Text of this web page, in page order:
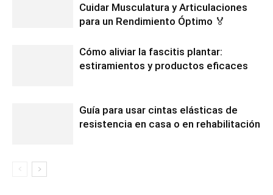
Cuidar Musculatura y Articulaciones
para un Rendimiento Óptimo 🏅
Cómo aliviar la fascitis plantar:
estiramientos y productos eficaces
Guía para usar cintas elásticas de
resistencia en casa o en rehabilitación